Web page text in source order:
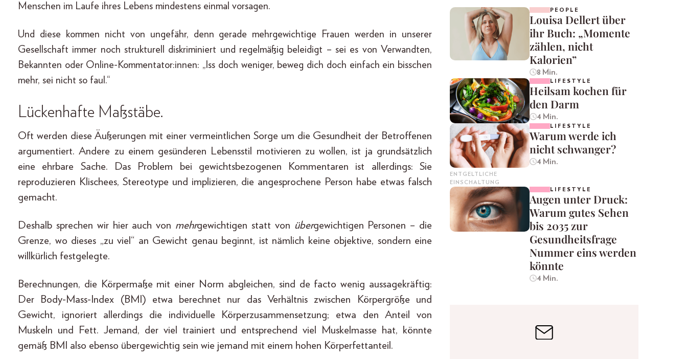
Menschen im Laufe ihres Lebens mindestens einmal vorsagen.
Und diese kommen nicht von ungefähr, denn gerade mehrgewichtige Frauen werden in unserer
Gesellschaft immer noch strukturell diskriminiert und regelmäßig beleidigt – sei es von Verwandten,
Bekannten oder Online-Kommentator:innen: „Iss doch weniger, beweg dich doch einfach ein bisschen
mehr, sei nicht so faul.“
Lückenhafte Maßstäbe.
Oft werden diese Äußerungen mit einer vermeintlichen Sorge um die Gesundheit der Betroffenen
argumentiert. Andere zu einem gesünderen Lebensstil motivieren zu wollen, ist ja grundsätzlich
eine ehrbare Sache. Das Problem bei gewichtsbezogenen Kommentaren ist allerdings: Sie
reproduzieren Klischees, Stereotype und implizieren, die angesprochene Person habe etwas falsch
gemacht.
Deshalb sprechen wir hier auch von mehrgewichtigen statt von übergewichtigen Personen – die
Grenze, wo dieses „zu viel“ an Gewicht genau beginnt, ist nämlich keine objektive, sondern eine
willkürlich festgelegte.
Berechnungen, die Körpermaße mit einer Norm abgleichen, sind de facto wenig aussagekräftig:
Der Body-Mass-Index (BMI) etwa berechnet nur das Verhältnis zwischen Körpergröße und
Gewicht, ignoriert allerdings die individuelle Körperzusammensetzung; etwa den Anteil von
Muskeln und Fett. Jemand, der viel trainiert und entsprechend viel Muskelmasse hat, könnte
gemäß BMI also ebenso übergewichtig sein wie jemand mit einem hohen Körperfettanteil.
PEOPLE
Louisa Dellert über
ihr Buch: „Momente
zählen, nicht
Kalorien”
8 Min.
LIFESTYLE
Heilsam kochen für
den Darm
4 Min.
ENTGELTLICHE
EINSCHALTUNG
LIFESTYLE
Warum werde ich
nicht schwanger?
4 Min.
LIFESTYLE
Augen unter Druck:
Warum gutes Sehen
bis 2035 zur
Gesundheitsfrage
Nummer eins werden
könnte
4 Min.